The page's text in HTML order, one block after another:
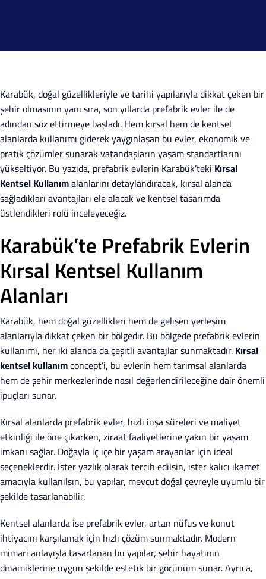
Karabük, doğal güzellikleriyle ve tarihi yapılarıyla dikkat çeken bir
şehir olmasının yanı sıra, son yıllarda prefabrik evler ile de
adından söz ettirmeye başladı. Hem kırsal hem de kentsel
alanlarda kullanımı giderek yaygınlaşan bu evler, ekonomik ve
pratik çözümler sunarak vatandaşların yaşam standartlarını
yükseltiyor. Bu yazıda, prefabrik evlerin Karabük’teki Kırsal
Kentsel Kullanımalanlarını detaylandıracak, kırsal alanda
sağladıkları avantajları ele alacak ve kentsel tasarımda
üstlendikleri rolü inceleyeceğiz.
Karabük’te Prefabrik Evlerin
Kırsal Kentsel Kullanım
Alanları
Karabük, hem doğal güzellikleri hem de gelişen yerleşim
alanlarıyla dikkat çeken bir bölgedir. Bu bölgede prefabrik evlerin
kullanımı, her iki alanda da çeşitli avantajlar sunmaktadır. Kırsal
kentsel kullanımconcept’i, bu evlerin hem tarımsal alanlarda
hem de şehir merkezlerinde nasıl değerlendirileceğine dair önemli
ipuçları sunar.
Kırsal alanlarda prefabrik evler, hızlı inşa süreleri ve maliyet
etkinliği ile öne çıkarken, ziraat faaliyetlerine yakın bir yaşam
imkanı sağlar. Doğayla iç içe bir yaşam arayanlar için ideal
seçeneklerdir. İster yazlık olarak tercih edilsin, ister kalıcı ikamet
amacıyla kullanılsın, bu yapılar, mevcut doğal çevreyle uyumlu bir
şekilde tasarlanabilir.
Kentsel alanlarda ise prefabrik evler, artan nüfus ve konut
ihtiyacını karşılamak için hızlı çözüm sunmaktadır. Modern
mimari anlayışla tasarlanan bu yapılar, şehir hayatının
dinamiklerine uygun şekilde estetik bir görünüm sunar. Ayrıca,